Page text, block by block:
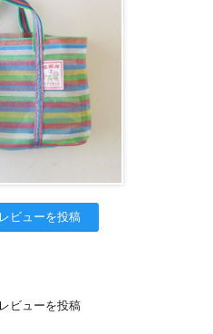
ビューを投稿
ビューを投稿